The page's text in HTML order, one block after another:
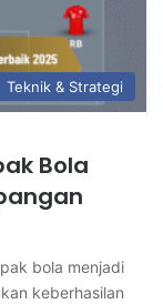
Teknik & Strategi
Bola
bola menjadi
keberhasilan